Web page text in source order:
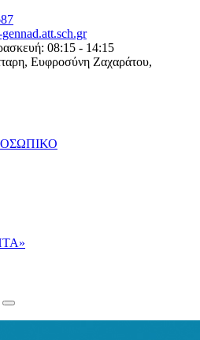
08:15 - 14:15
Ευφροσύνη Ζαχαράτου,